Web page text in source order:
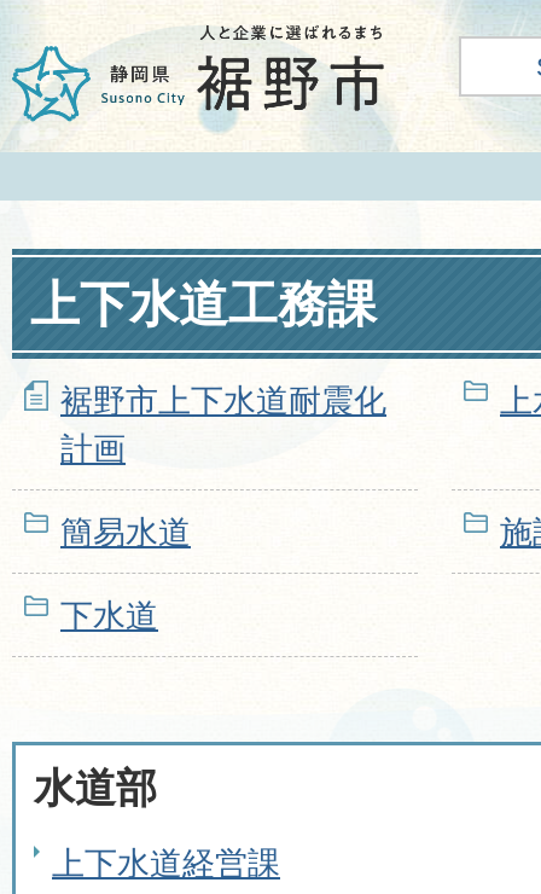
上下水道工務課
裾野市上下水道耐震化
計画
簡易水道 施
下水道
水道部
上下水道経営課